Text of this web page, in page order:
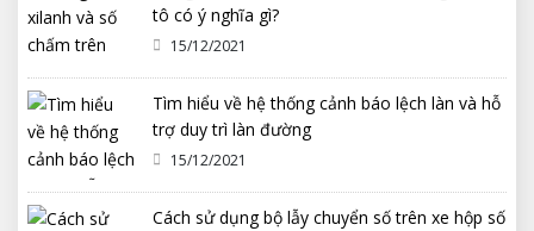
tô có ý nghĩa gì?
15/12/2021
Tìm hiểu về hệ thống cảnh báo lệch làn và hỗ
trợ duy trì làn đường
15/12/2021
Cách sử dụng bộ lẫy chuyển số trên xe hộp số